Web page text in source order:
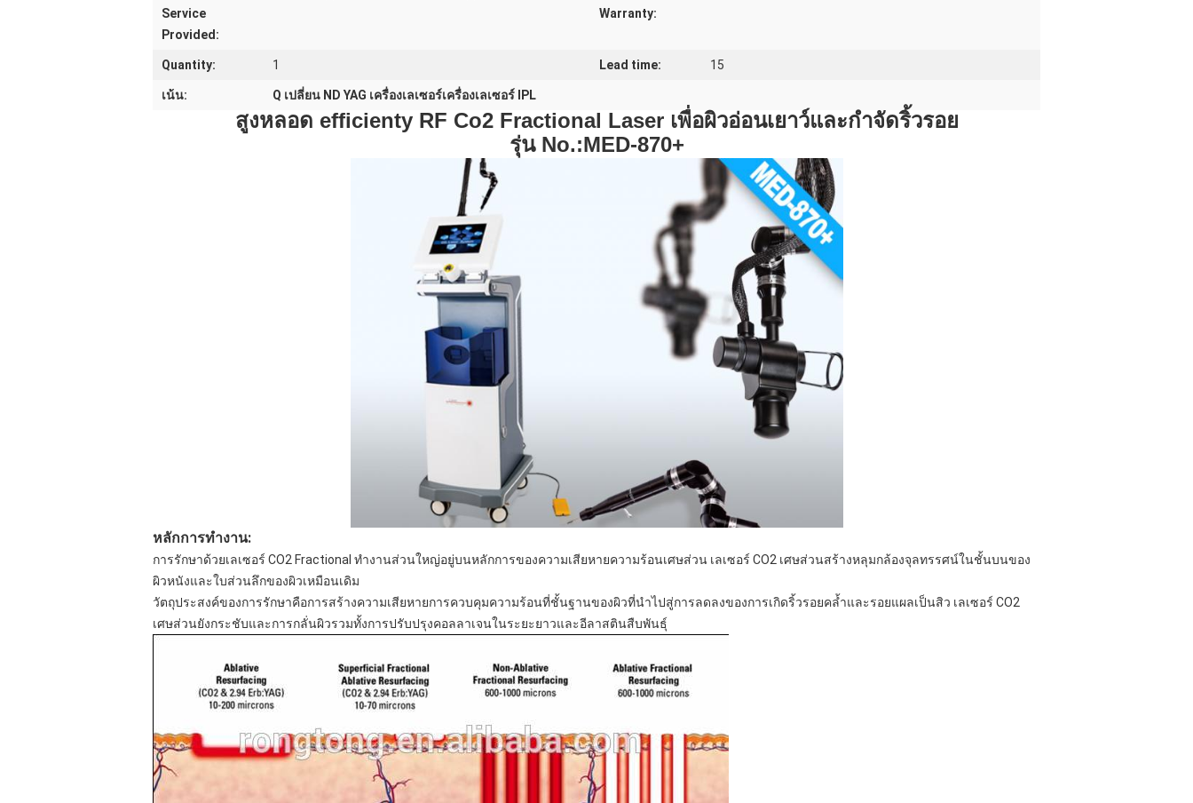
Service
Provided:
Warranty:
Quantity: 1 Lead time: 15
เน้น: Q เปลี่ยน ND YAG เครื่องเลเซอร์เครื่องเลเซอร์ IPL
สูงหลอด efficienty RF Co2 Fractional Laser เพื่อผิวอ่อนเยาว์และกำจัดริ้วรอย
รุ่น No.:MED-870+
หลักการทำงาน:
การรักษาด้วยเลเซอร์ CO2 Fractional ทำงานส่วนใหญ่อยู่บนหลักการของความเสียหายความร้อนเศษส่วน เลเซอร์ CO2 เศษส่วนสร้างหลุมกล้องจุลทรรศน์ในชั้นบนของ
ผิวหนังและใบส่วนลึกของผิวเหมือนเดิม
วัตถุประสงค์ของการรักษาคือการสร้างความเสียหายการควบคุมความร้อนที่ชั้นฐานของผิวที่นำไปสู่การลดลงของการเกิดริ้วรอยคล้ำและรอยแผลเป็นสิว เลเซอร์ CO2
เศษส่วนยังกระชับและการกลั่นผิวรวมทั้งการปรับปรุงคอลลาเจนในระยะยาวและอีลาสตินสืบพันธุ์